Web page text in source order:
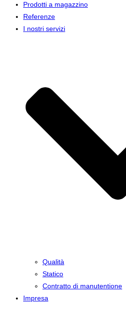
Prodotti a magazzino
Referenze
I nostri servizi
Qualità
Statico
Contratto di manutentione
Impresa